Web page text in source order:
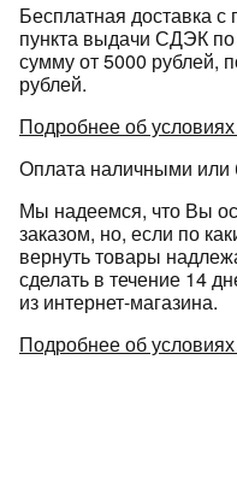
Бесплатная доставка
пункта выдачи СДЭК по
сумму от 5000 рублей,
рублей.
Подробнее об условиях
Оплата наличными или
Мы надеемся, что Вы
заказом, но, если по
вернуть товары
сделать в течение 14
из интернет-магазина.
Подробнее об